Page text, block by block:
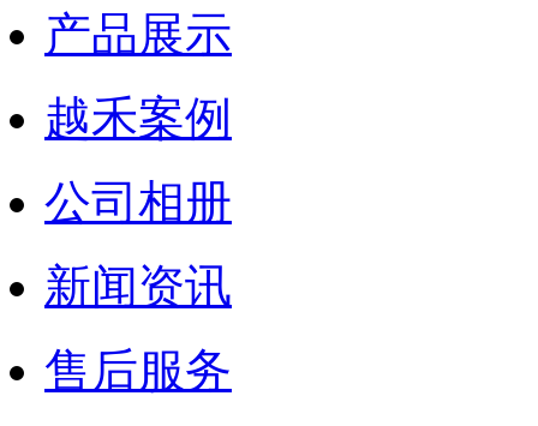
产品展示
越禾案例
公司相册
新闻资讯
售后服务